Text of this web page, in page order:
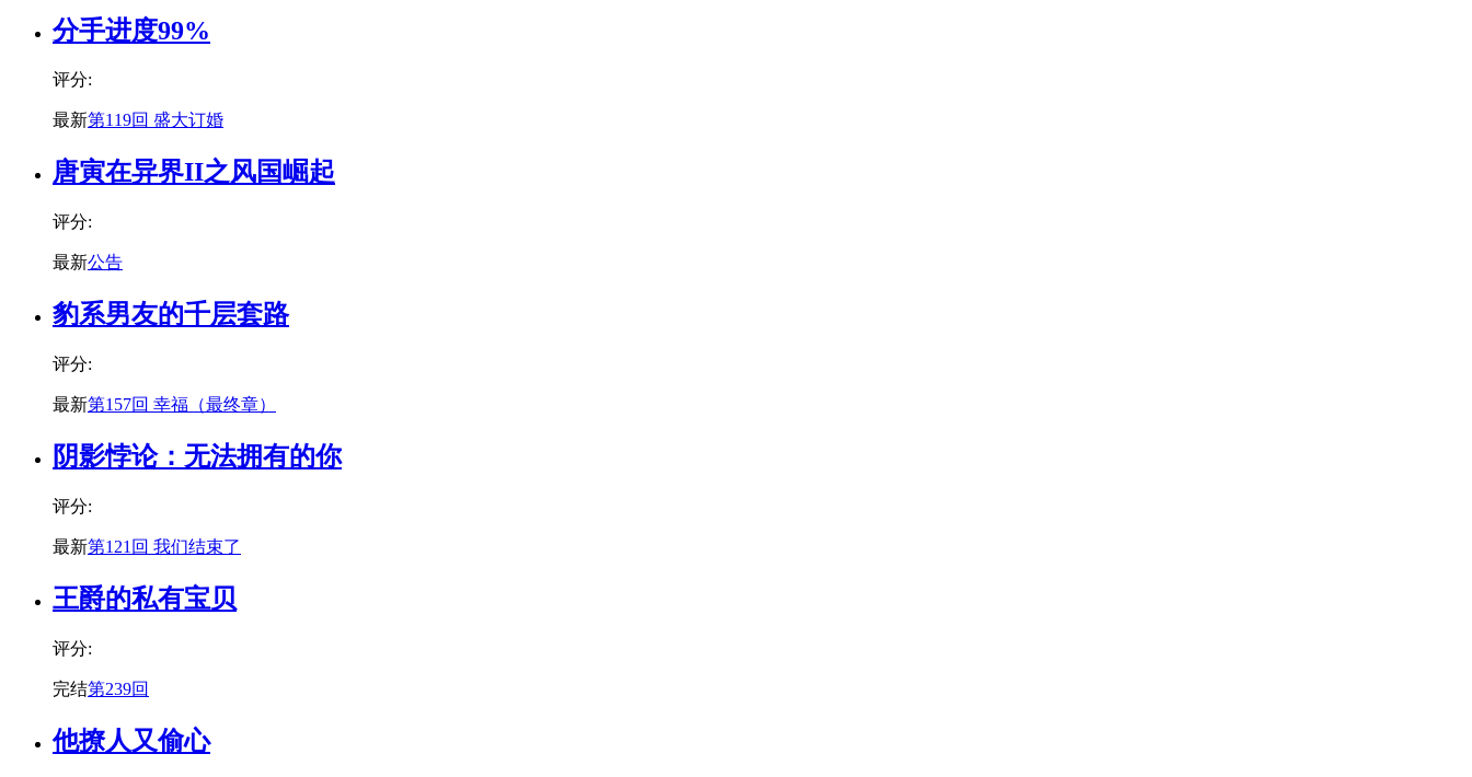
分手进度99%
评分:
最新第119回 盛大订婚
唐寅在异界II之风国崛起
评分:
最新公告
豹系男友的千层套路
评分:
最新第157回 幸福（最终章）
阴影悖论：无法拥有的你
评分:
最新第121回 我们结束了
王爵的私有宝贝
评分:
完结第239回
他撩人又偷心